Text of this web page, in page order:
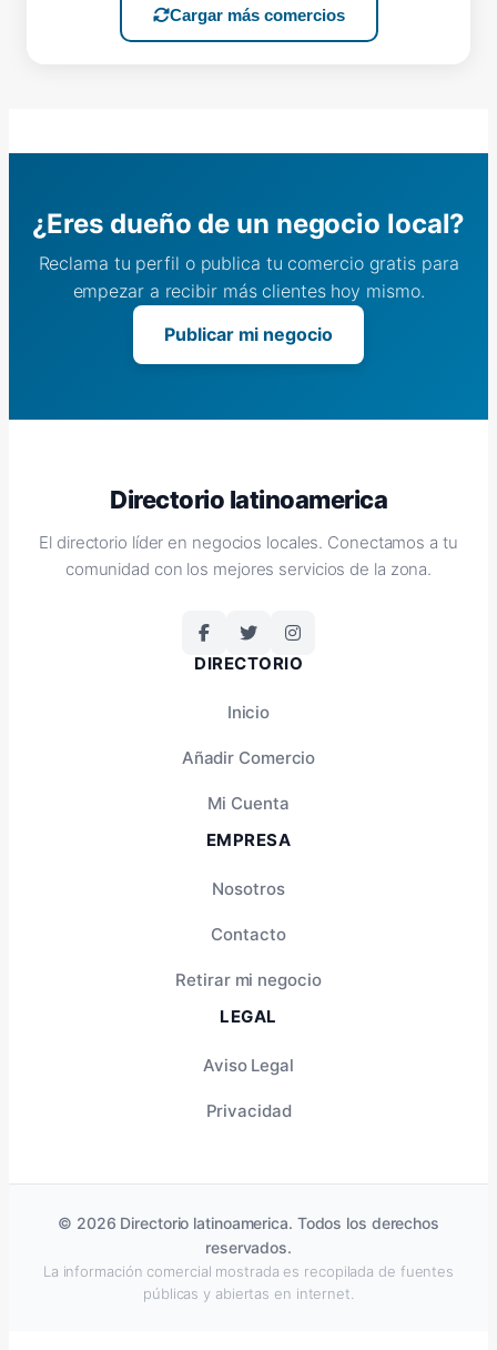
Cargar más comercios
¿Eres dueño de un negocio local?
Reclama tu perfil o publica tu comercio gratis para
empezar a recibir más clientes hoy mismo.
Publicar mi negocio
Directorio latinoamerica
El directorio líder en negocios locales. Conectamos a tu
comunidad con los mejores servicios de la zona.
DIRECTORIO
Inicio
Añadir Comercio
Mi Cuenta
EMPRESA
Nosotros
Contacto
Retirar mi negocio
LEGAL
Aviso Legal
Privacidad
© 2026 Directorio latinoamerica. Todos los derechos
reservados.
La información comercial mostrada es recopilada de fuentes
públicas y abiertas en internet.